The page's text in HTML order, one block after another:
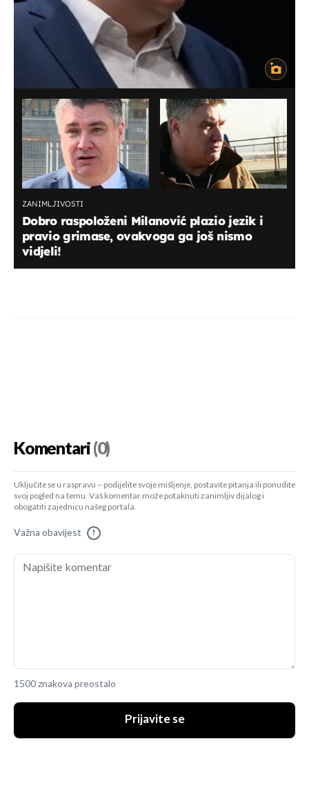
ZANIMLJIVOSTI
Dobro raspoloženi Milanović plazio jezik i
pravio grimase, ovakvoga ga još nismo
vidjeli!
Komentari(0)
Uključite se u raspravu – podijelite svoje mišljenje, postavite pitanja ili ponudite
svoj pogled na temu. Vaš komentar može potaknuti zanimljiv dijalog i
obogatiti zajednicu našeg portala.
Važna obavijest !
1500 znakova preostalo
Prijavite se